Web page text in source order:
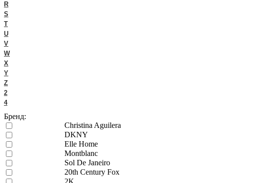
R
S
T
U
V
W
X
Y
Z
2
4
Бренд:
Christina Aguilera
DKNY
Elle Home
Montblanc
Sol De Janeiro
20th Century Fox
2K